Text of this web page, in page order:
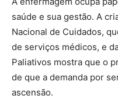
saúde e sua gestão. A
Nacional de Cuidados,
de serviços médicos, e
Paliativos mostra que o
de que a demanda por
ascensão.